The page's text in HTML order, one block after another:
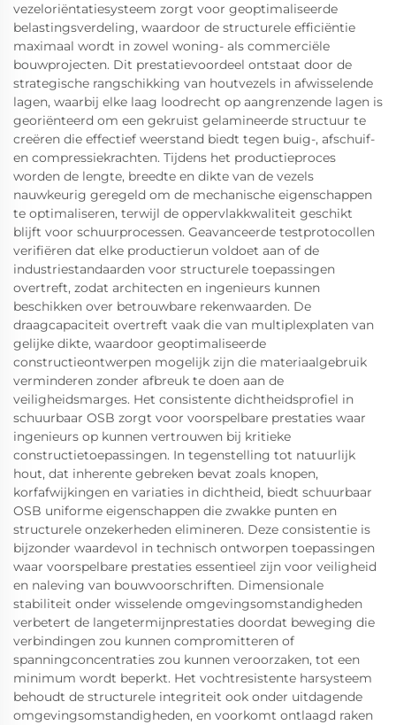
vezeloriëntatiesysteem zorgt voor geoptimaliseerde
belastingsverdeling, waardoor de structurele efficiëntie
maximaal wordt in zowel woning- als commerciële
bouwprojecten. Dit prestatievoordeel ontstaat door de
strategische rangschikking van houtvezels in afwisselende
lagen, waarbij elke laag loodrecht op aangrenzende lagen is
georiënteerd om een gekruist gelamineerde structuur te
creëren die effectief weerstand biedt tegen buig-, afschuif-
en compressiekrachten. Tijdens het productieproces
worden de lengte, breedte en dikte van de vezels
nauwkeurig geregeld om de mechanische eigenschappen
te optimaliseren, terwijl de oppervlakkwaliteit geschikt
blijft voor schuurprocessen. Geavanceerde testprotocollen
verifiëren dat elke productierun voldoet aan of de
industriestandaarden voor structurele toepassingen
overtreft, zodat architecten en ingenieurs kunnen
beschikken over betrouwbare rekenwaarden. De
draagcapaciteit overtreft vaak die van multiplexplaten van
gelijke dikte, waardoor geoptimaliseerde
constructieontwerpen mogelijk zijn die materiaalgebruik
verminderen zonder afbreuk te doen aan de
veiligheidsmarges. Het consistente dichtheidsprofiel in
schuurbaar OSB zorgt voor voorspelbare prestaties waar
ingenieurs op kunnen vertrouwen bij kritieke
constructietoepassingen. In tegenstelling tot natuurlijk
hout, dat inherente gebreken bevat zoals knopen,
korfafwijkingen en variaties in dichtheid, biedt schuurbaar
OSB uniforme eigenschappen die zwakke punten en
structurele onzekerheden elimineren. Deze consistentie is
bijzonder waardevol in technisch ontworpen toepassingen
waar voorspelbare prestaties essentieel zijn voor veiligheid
en naleving van bouwvoorschriften. Dimensionale
stabiliteit onder wisselende omgevingsomstandigheden
verbetert de langetermijnprestaties doordat beweging die
verbindingen zou kunnen compromitteren of
spanningconcentraties zou kunnen veroorzaken, tot een
minimum wordt beperkt. Het vochtresistente harsysteem
behoudt de structurele integriteit ook onder uitdagende
omgevingsomstandigheden, en voorkomt ontlaagd raken